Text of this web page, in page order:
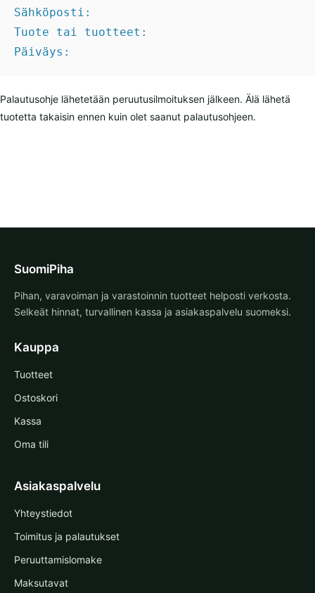
Sähköposti:
Tuote tai tuotteet:
Päiväys:
Palautusohje lähetetään peruutusilmoituksen jälkeen. Älä lähetä
tuotetta takaisin ennen kuin olet saanut palautusohjeen.
SuomiPiha
Pihan, varavoiman ja varastoinnin tuotteet helposti verkosta.
Selkeät hinnat, turvallinen kassa ja asiakaspalvelu suomeksi.
Kauppa
Tuotteet
Ostoskori
Kassa
Oma tili
Asiakaspalvelu
Yhteystiedot
Toimitus ja palautukset
Peruuttamislomake
Maksutavat